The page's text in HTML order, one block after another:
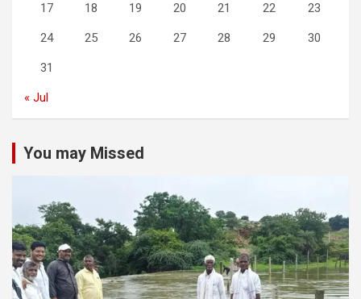
17 18 19 20 21 22 23
24 25 26 27 28 29 30
31
« Jul
You may Missed